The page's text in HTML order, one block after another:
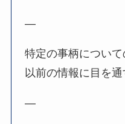
—
特定の事柄について
以前の情報に目を通
—